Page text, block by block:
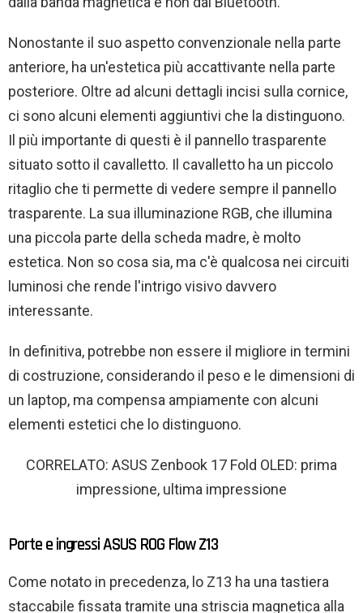
Nonostante il suo aspetto convenzionale nella parte
anteriore, ha un'estetica più accattivante nella parte
posteriore. Oltre ad alcuni dettagli incisi sulla cornice,
ci sono alcuni elementi aggiuntivi che la distinguono.
Il più importante di questi è il pannello trasparente
situato sotto il cavalletto. Il cavalletto ha un piccolo
ritaglio che ti permette di vedere sempre il pannello
trasparente. La sua illuminazione RGB, che illumina
una piccola parte della scheda madre, è molto
estetica. Non so cosa sia, ma c'è qualcosa nei circuiti
luminosi che rende l'intrigo visivo davvero
interessante.
In definitiva, potrebbe non essere il migliore in termini
di costruzione, considerando il peso e le dimensioni di
un laptop, ma compensa ampiamente con alcuni
elementi estetici che lo distinguono.
CORRELATO: ASUS Zenbook 17 Fold OLED: prima
impressione, ultima impressione
Porte e ingressi ASUS ROG Flow Z13
Come notato in precedenza, lo Z13 ha una tastiera
staccabile fissata tramite una striscia magnetica alla